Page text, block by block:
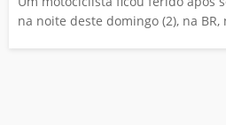
na noite deste domingo (2), na